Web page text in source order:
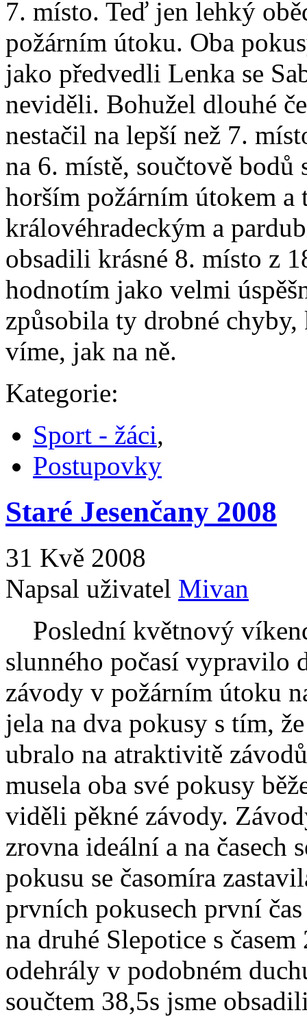
7. místo. Teď jen lehký
požárním útoku. Oba
jako předvedli Lenka se
neviděli. Bohužel dlouhé
nestačil na lepší než 7.
na 6. místě, součtově
horším požárním útokem
královéhradeckým a
obsadili krásné 8. místo z
hodnotím jako velmi
způsobila ty drobné
víme, jak na ně.
Kategorie:
Sport - žáci,
Postupovky
Staré Jesenčany 2008
31 Kvě 2008
Napsal uživatel Mivan
Poslední květnový
slunného počasí vypravilo
závody v požárním útoku
jela na dva pokusy s tím,
ubralo na atraktivitě
musela oba své pokusy
viděli pěkné závody.
zrovna ideální a na časech
pokusu se časomíra
prvních pokusech první
na druhé Slepotice s
odehrály v podobném
součtem 38,5s jsme